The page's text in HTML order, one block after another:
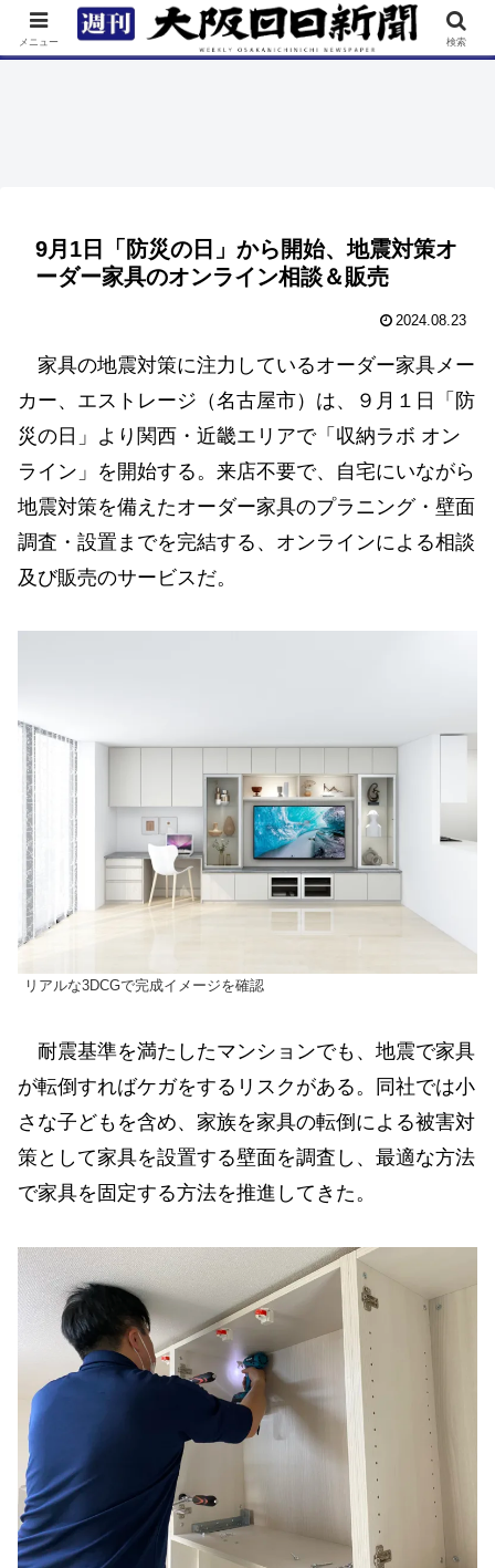
TOP 特集 ニュース 連載 街ネタ イベント
9月1日「防災の日」から開始、地震対策オ
ーダー家具のオンライン相談＆販売
2024.08.23
家具の地震対策に注力しているオーダー家具メー
カー、エストレージ（名古屋市）は、９月１日「防
災の日」より関西・近畿エリアで「収納ラボ オン
ライン」を開始する。来店不要で、自宅にいながら
地震対策を備えたオーダー家具のプラニング・壁面
調査・設置までを完結する、オンラインによる相談
及び販売のサービスだ。
リアルな3DCGで完成イメージを確認
耐震基準を満たしたマンションでも、地震で家具
が転倒すればケガをするリスクがある。同社では小
さな子どもを含め、家族を家具の転倒による被害対
策として家具を設置する壁面を調査し、最適な方法
で家具を固定する方法を推進してきた。
メニュー 検索